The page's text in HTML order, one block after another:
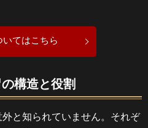
てはこちら
構造と役割
と知られていません。それぞ